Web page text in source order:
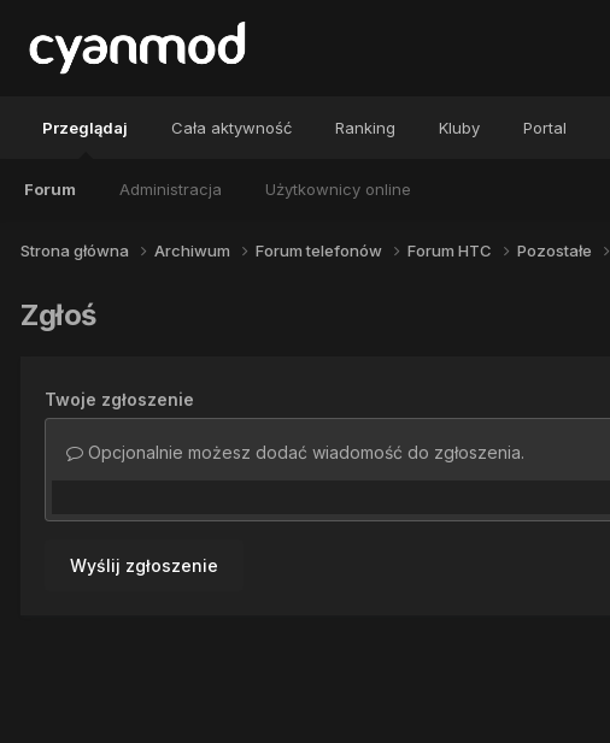
Przeglądaj
Forum Administracja Użytkownicy online
Cała aktywność Ranking Kluby Portal
Strona główna Archiwum Forum telefonów Forum HTC Pozostałe
Zgłoś
Twoje zgłoszenie
Opcjonalnie możesz dodać wiadomość do zgłoszenia.
Wyślij zgłoszenie